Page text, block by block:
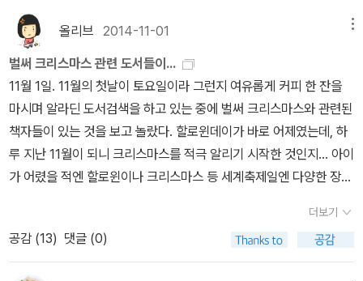
혀 있거든요!크리스마스 이브!이 비가 눈이었다면 그야말로 화이트크
리스마스인데정말 아쉽네요ㅠㅠ비행기가 오후에는 뜬다고 했는데 어
떨지...그래두 즐거운 크리스마스 되세요!^^
올리브 2014-11-01
벌써 크리스마스 관련 도서들이...
11월 1일. 11월의 첫날이 토요일이라 그런지 여유롭게 커피 한 잔을
마시며 알라딘 도서검색을 하고 있는 중에 벌써 크리스마스와 관련된
책자들이 있는 것을 보고 놀랐다. 할로윈데이가 바로 어제였는데, 하
루 지난 11월이 되니 크리스마스를 적극 알리기 시작한 것인지... 아이
가 어렸을 적엔 할로윈이나 크리스마스 등 세계축제일엔 다양한 장식
에 이젠 나도 나이가 들었나보다 생각하니 왠지 우울해진다. 이번 크
리스마스는 예쁜 트리 장식도 하고 그동안 소홀했던 카드도 만들고
선물도 마련해봐야겠다. 아이는 크리스마스 선물로 문화상품권이나
더보기
공감 (13) 댓글 (0)